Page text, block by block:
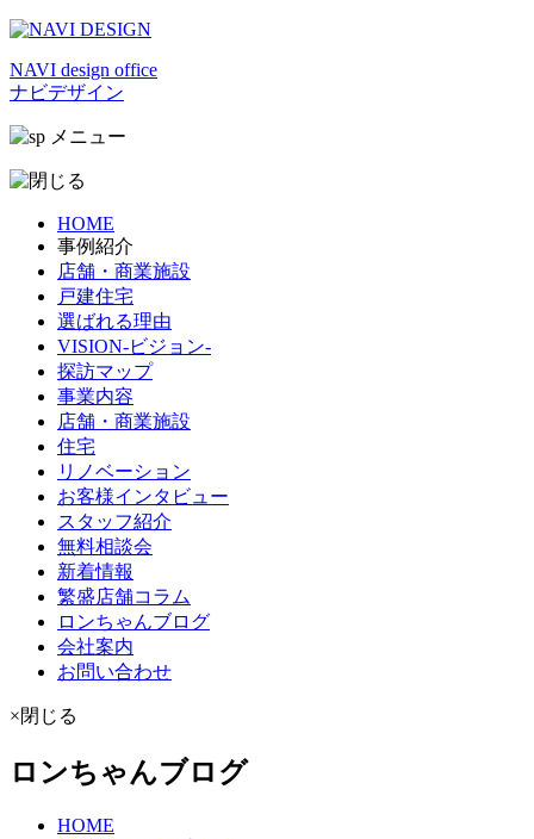
NAVI design office
ナビデザイン
HOME
事例紹介
店舗・商業施設
戸建住宅
選ばれる理由
VISION-ビジョン-
探訪マップ
事業内容
店舗・商業施設
住宅
リノベーション
お客様インタビュー
スタッフ紹介
無料相談会
新着情報
繁盛店舗コラム
ロンちゃんブログ
会社案内
お問い合わせ
×閉じる
ロンちゃんブログ
HOME